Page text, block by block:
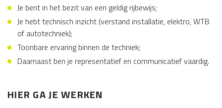
Je bent in het bezit van een geldig rijbewijs;
Je hebt technisch inzicht (verstand installatie, elektro, WTB
of autotechniek);
Toonbare ervaring binnen de techniek;
Daarnaast ben je representatief en communicatief vaardig.
HIER GA JE WERKEN